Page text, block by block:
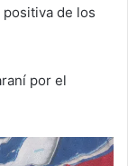
de los
por el